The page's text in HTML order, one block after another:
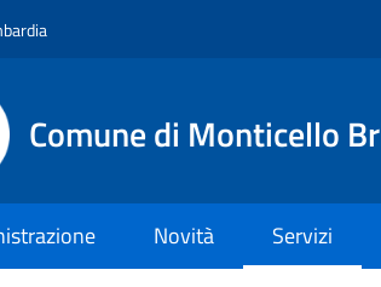
Comune di Monticello
Novità Servizi